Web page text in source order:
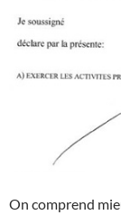
On comprend